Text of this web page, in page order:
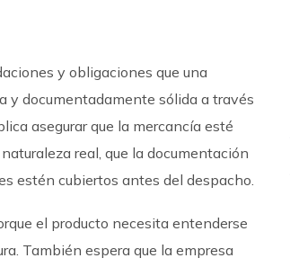
y obligaciones que una
y documentadamente sólida a través
asegurar que la mercancía esté
real, que la documentación
estén cubiertos antes del despacho.
el producto necesita entenderse
También espera que la empresa